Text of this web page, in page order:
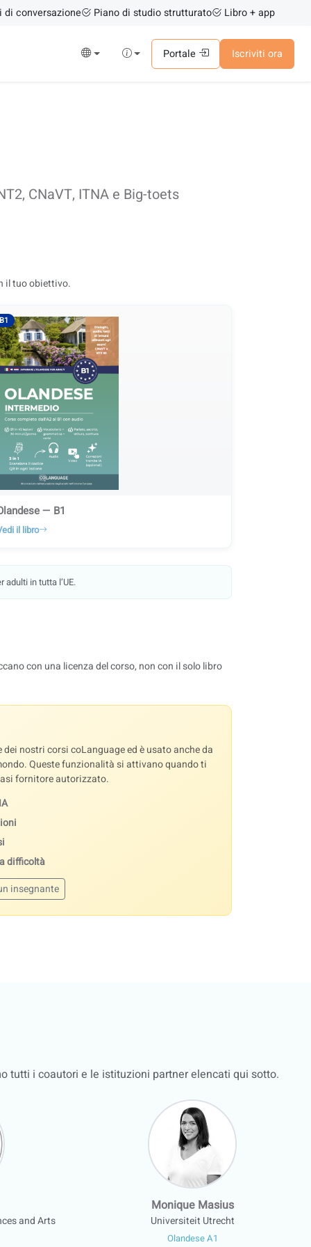
di conversazione Piano di studio strutturato Libro + app
Portale Iscriviti ora
CNaVT, ITNA e Big-toets
il tuo obiettivo.
B1
— B1
il libro
in tutta l’UE.
con una licenza del corso, non con il solo libro
nostri corsi coLanguage ed è usato anche da
Queste funzionalità si attivano quando ti
fornitore autorizzato.
difficoltà
insegnante
tutti i coautori e le istituzioni partner elencati qui sotto.
and Arts
Monique Masius
Universiteit Utrecht
Olandese A1